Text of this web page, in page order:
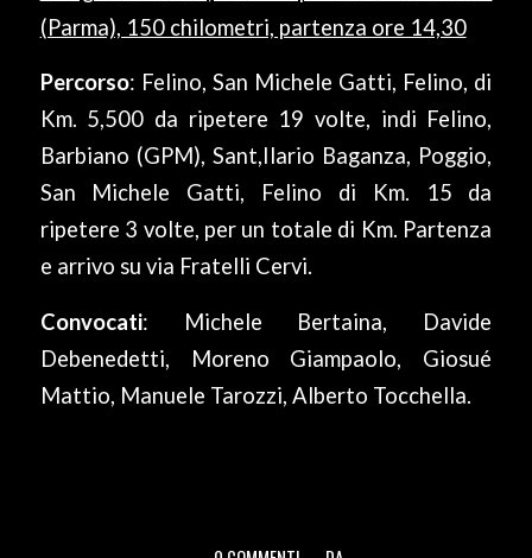
(Parma), 150 chilometri, partenza ore 14,30
Percorso: Felino, San Michele Gatti, Felino, di
Km. 5,500 da ripetere 19 volte, indi Felino,
Barbiano (GPM), Sant,Ilario Baganza, Poggio,
San Michele Gatti, Felino di Km. 15 da
ripetere 3 volte, per un totale di Km. Partenza
e arrivo su via Fratelli Cervi.
Convocati: Michele Bertaina, Davide
Debenedetti, Moreno Giampaolo, Giosué
Mattio, Manuele Tarozzi, Alberto Tocchella.